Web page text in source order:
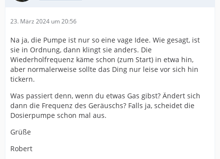
23. März 2024 um 20:56
Na ja, die Pumpe ist nur so eine vage Idee. Wie gesagt, ist
sie in Ordnung, dann klingt sie anders. Die
Wiederholfrequenz käme schon (zum Start) in etwa hin,
aber normalerweise sollte das Ding nur leise vor sich hin
tickern.
Was passiert denn, wenn du etwas Gas gibst? Ändert sich
dann die Frequenz des Geräuschs? Falls ja, scheidet die
Dosierpumpe schon mal aus.
Grüße
Robert